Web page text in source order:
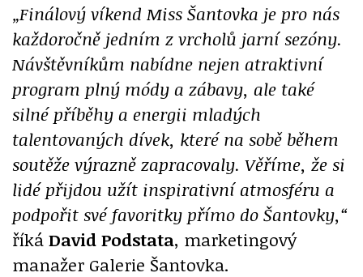
„Finálový víkend Miss Šantovka je pro nás
každoročně jedním z vrcholů jarní sezóny.
Návštěvníkům nabídne nejen atraktivní
program plný módy a zábavy, ale také
silné příběhy a energii mladých
talentovaných dívek, které na sobě během
soutěže výrazně zapracovaly. Věříme, že si
lidé přijdou užít inspirativní atmosféru a
podpořit své favoritky přímo do Šantovky,“
říká David Podstata, marketingový
manažer Galerie Šantovka.